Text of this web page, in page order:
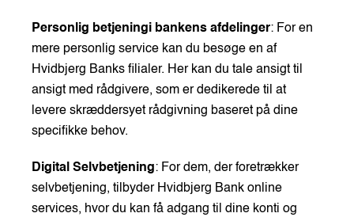
Personlig betjeningi bankens afdelinger: For en
mere personlig service kan du besøge en af
Hvidbjerg Banks filialer. Her kan du tale ansigt til
ansigt med rådgivere, som er dedikerede til at
levere skræddersyet rådgivning baseret på dine
specifikke behov.
Digital Selvbetjening: For dem, der foretrækker
selvbetjening, tilbyder Hvidbjerg Bank online
services, hvor du kan få adgang til dine konti og